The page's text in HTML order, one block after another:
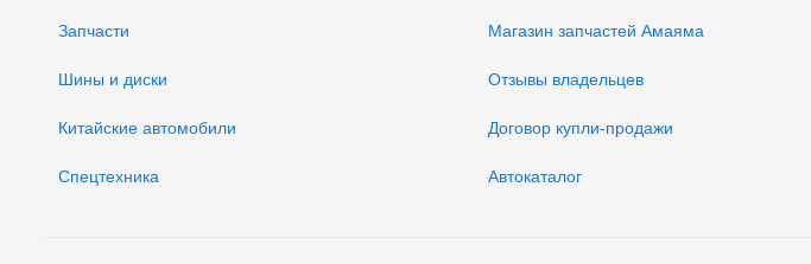
Запчасти
Шины и диски
Китайские автомобили
Спецтехника
Магазин запчастей Амаяма
Отзывы владельцев
Договор купли-продажи
Автокаталог